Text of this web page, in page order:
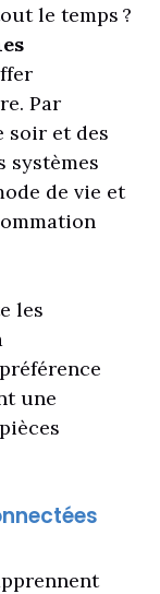
le temps ?
Par
soir et des
systèmes
de vie et
les
une